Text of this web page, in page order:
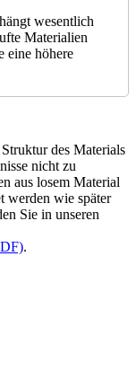
wesentlich
Materialien
eine höhere
des Materials
nicht zu
aus losem Material
werden wie später
Sie in unseren
.